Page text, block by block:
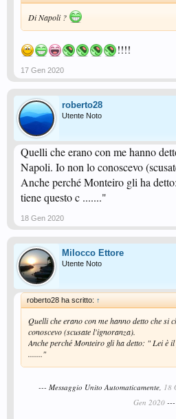
Di Napoli ?
!!!!
17 Gen 2020
roberto28
Utente Noto
Quelli che erano con me hanno
Napoli. Io non lo conoscevo
Anche perché Monteiro gli ha
tiene questo c ......."
18 Gen 2020
Milocco Ettore
Utente Noto
roberto28 ha scritto: ↑
Quelli che erano con me hanno detto che si
conoscevo (scusate l'ignoranza).
Anche perché Monteiro gli ha detto: " Lei è il
......."
--- Messaggio Unito Automaticamente, 18
Gen 2020---